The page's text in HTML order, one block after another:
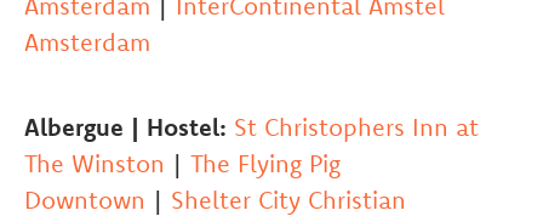
Amsterdam
Albergue | Hostel: St Christophers Inn at
The Winston | The Flying Pig
Downtown | Shelter City Christian